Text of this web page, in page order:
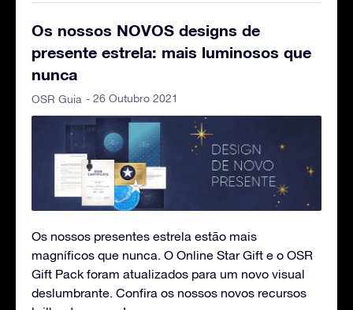
Os nossos NOVOS designs de
presente estrela: mais luminosos que
nunca
OSR Guia - 26 Outubro 2021
Os nossos presentes estrela estão mais
magníficos que nunca. O Online Star Gift e o OSR
Gift Pack foram atualizados para um novo visual
deslumbrante. Confira os nossos novos recursos